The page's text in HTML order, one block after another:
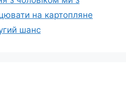
на картопляне
шанс